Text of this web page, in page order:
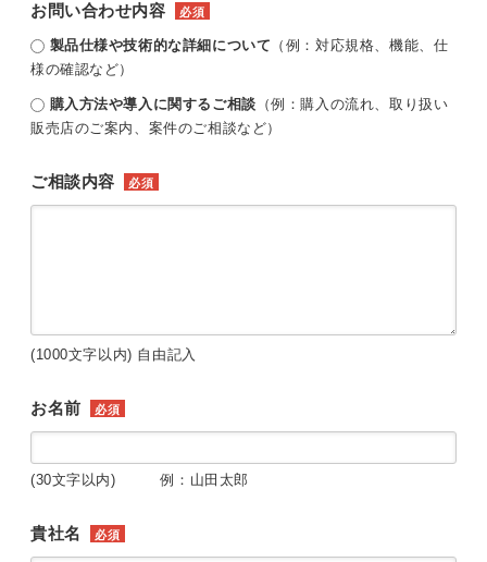
お問い合わせ内容 必須
製品仕様や技術的な詳細について （例：対応規格、機能、仕
様の確認など）
購入方法や導入に関するご相談 （例：購入の流れ、取り扱い
販売店のご案内、案件のご相談など）
ご相談内容 必須
(1000文字以内) 自由記入
お名前 必須
(30文字以内) 例：山田太郎
貴社名 必須